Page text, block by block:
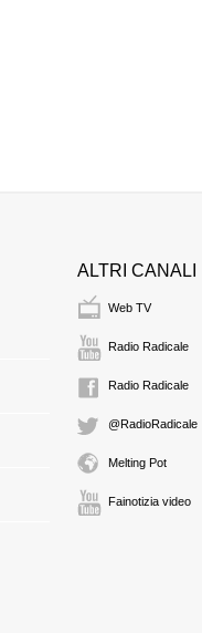
ALTRI CANALI
Web TV
Radio Radicale
Radio Radicale
@RadioRadicale
Melting Pot
Fainotizia video